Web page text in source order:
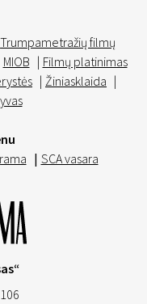
Trumpametražių filmų
MIOB | Filmų platinimas
| Žiniasklaida |
| SCA vasara